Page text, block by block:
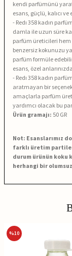
kendi parfümünü
esans, güçlü, kalıcı
- Redı 358 kadın
damla ile uzun süre
parfüm üreticileri hem
benzersiz kokunuzu
parfüm formüle
esans, özel
- Redı 358 kadın
aratmayan bir
amaçlarla parfüm
yardımcı olacak bu
Ürün gramajı: 50 GR
Not: Esanslarımız
farklı üretim
durum ürünün koku
herhangi bir
%10